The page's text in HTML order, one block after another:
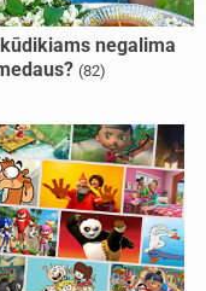
negalima
(82)